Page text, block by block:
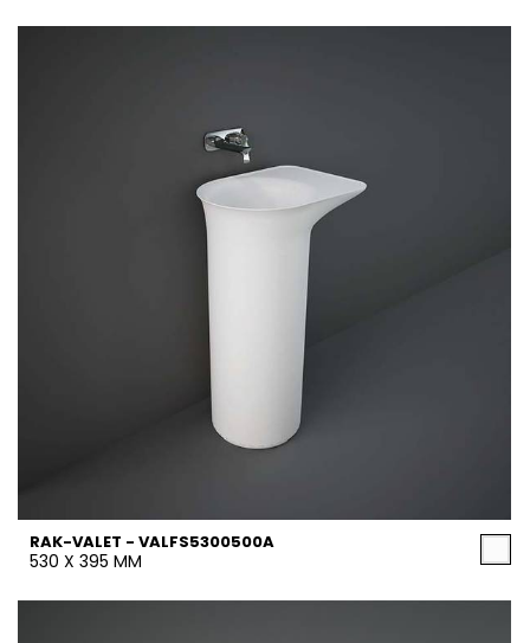
RAK-VALET - VALFS5300500A
530 X 395 MM